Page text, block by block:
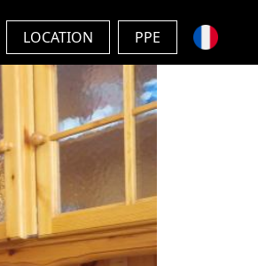
LOCATION PPE